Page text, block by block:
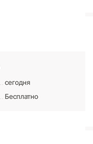
сегодня
Бесплатно